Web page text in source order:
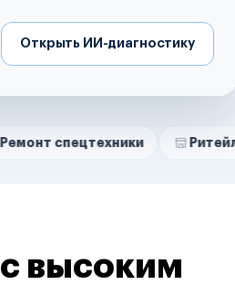
Открыть ИИ-диагностику
Ритейл-сети
высоким